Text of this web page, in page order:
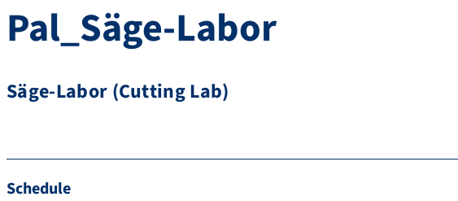
Pal_Säge-Labor
Säge-Labor (Cutting Lab)
Schedule